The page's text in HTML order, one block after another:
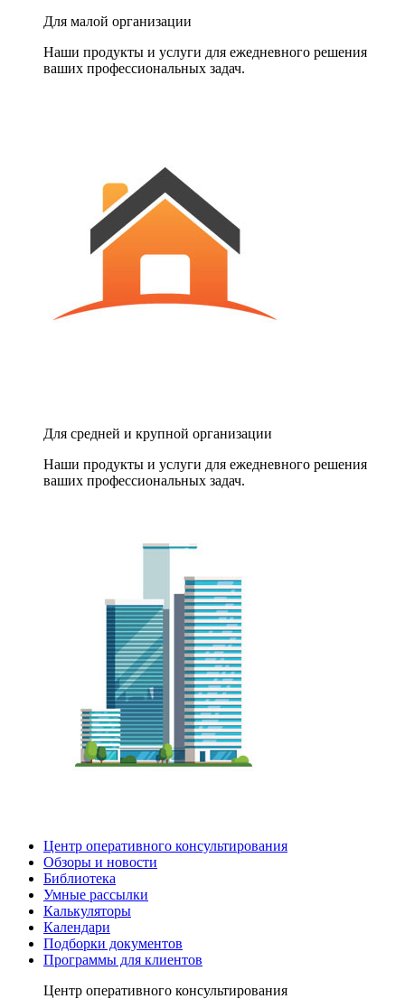
Для малой организации
Наши продукты и услуги для ежедневного решения
ваших профессиональных задач.
Для средней и крупной организации
Наши продукты и услуги для ежедневного решения
ваших профессиональных задач.
Центр оперативного консультирования
Обзоры и новости
Библиотека
Умные рассылки
Калькуляторы
Календари
Подборки документов
Программы для клиентов
Центр оперативного консультирования